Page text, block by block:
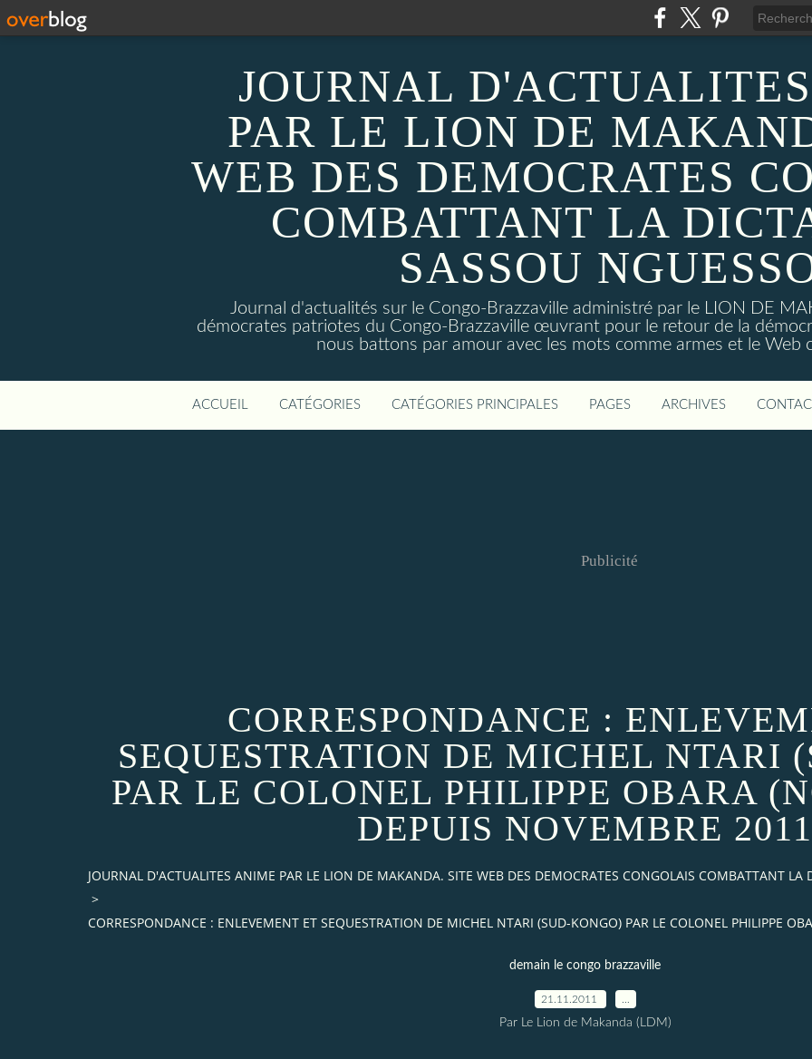
JOURNAL
PAR LE LION DE
WEB DES DEMOCRATES
COMBATTANT LA
SASSOU
Journal d'actualités sur le Congo-Brazzaville administré par le LION DE
démocrates patriotes du Congo-Brazzaville œuvrant pour le retour de la
nous battons par amour avec les mots comme armes et le Web
ACCUEIL CATÉGORIES CATÉGORIES PRINCIPALES PAGES ARCHIVES
Publicité
CORRESPONDANCE :
SEQUESTRATION DE MICHEL NTARI
PAR LE COLONEL PHILIPPE OBARA
DEPUIS NOVEMBRE 2011
JOURNAL D'ACTUALITES ANIME PAR LE LION DE MAKANDA. SITE WEB DES DEMOCRATES CONGOLAIS COMBATTANT LA
>
CORRESPONDANCE : ENLEVEMENT ET SEQUESTRATION DE MICHEL NTARI (SUD-KONGO) PAR LE COLONEL PHILIPPE
demain le congo brazzaville
21.11.2011
Par Le Lion de Makanda (LDM)